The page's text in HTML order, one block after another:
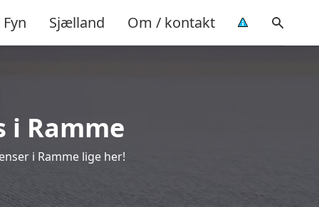
Fyn Sjælland Om / kontakt
Ramme
i Ramme lige her!